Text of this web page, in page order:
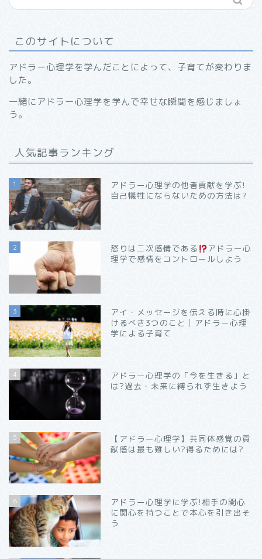
このサイトについて
アドラー心理学を学んだことによって、子育てが変わりま
した。
一緒にアドラー心理学を学んで幸せな瞬間を感じましょ
う。
人気記事ランキング
1
アドラー心理学の他者貢献を学ぶ!
自己犠牲にならないための方法は?
2 怒りは二次感情である
アドラー心
理学で感情をコントロールしよう
3
アイ・メッセージを伝える時に心掛
けるべき3つのこと│アドラー心理
学による子育て
4
アドラー心理学の「今を生きる」と
は?過去・未来に縛られず生きよう
5
【アドラー心理学】共同体感覚の貢
献感は最も難しい?得るためには?
6
アドラー心理学に学ぶ!相手の関心
に関心を持つことで本心を引き出そ
う